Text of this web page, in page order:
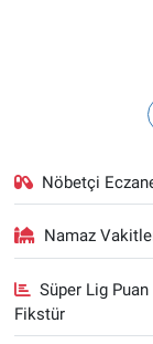
Nöbetçi
Namaz
Süper Lig
Fikstür